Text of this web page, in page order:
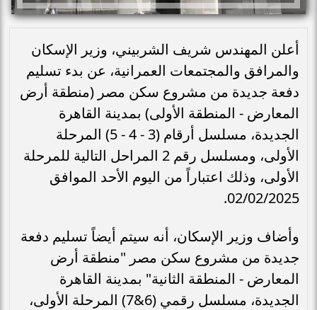
أعلن المهندس شريف الشربيني، وزير الإسكان
والمرافق والمجتمعات العمرانية، عن بدء تسليم
دفعة جديدة من مشروع سكن مصر (منطقة أرض
المعارض - المنطقة الأولى) بمدينة القاهرة
الجديدة، مسلسل أرقام (3 - 4 - 5) المرحلة
الأولى، ومسلسل رقم 2 المراحل التالية للمرحلة
الأولى، وذلك اعتباراً من اليوم الأحد الموافق
02/02/2025.
وأضاف وزير الإسكان، أنه سيتم أيضاً تسليم دفعة
جديدة من مشروع سكن مصر "منطقة أرض
المعارض - المنطقة الثانية" بمدينة القاهرة
الجديدة، مسلسل رقمي (6&7) المرحلة الأولى،